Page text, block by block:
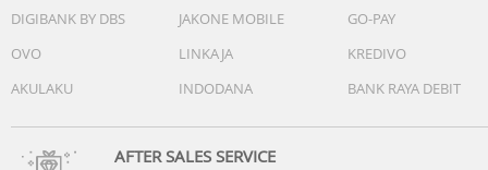
DIGIBANK BY DBS
JAKONE MOBILE
GO-PAY
OVO
LINKAJA
KREDIVO
AKULAKU
INDODANA BANK RAYA DEBIT
AFTER SALES SERVICE